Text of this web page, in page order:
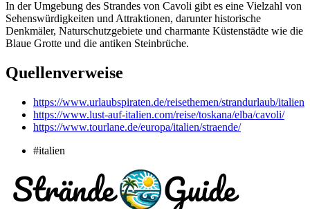
In der Umgebung des Strandes von Cavoli gibt es eine Vielzahl von
Sehenswürdigkeiten und Attraktionen, darunter historische
Denkmäler, Naturschutzgebiete und charmante Küstenstädte wie die
Blaue Grotte und die antiken Steinbrüche.
Quellenverweise
https://www.urlaubspiraten.de/reisethemen/strandurlaub/italien
https://www.lust-auf-italien.com/reise/toskana/elba/cavoli/
https://www.tourlane.de/europa/italien/straende/
#italien